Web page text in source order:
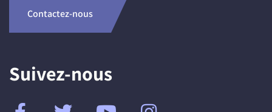
Contactez-nous
Suivez-nous